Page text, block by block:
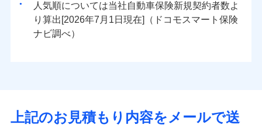
人気順については当社
新規契約者数よ
り算出[
年 月
日現在]（ドコモスマート保険
ナビ調べ）
上記のお見積もり内容をメールで送